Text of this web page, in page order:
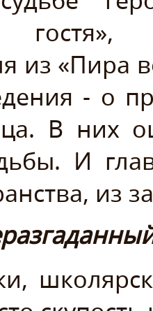
из «Пира
- о
В них
И
из